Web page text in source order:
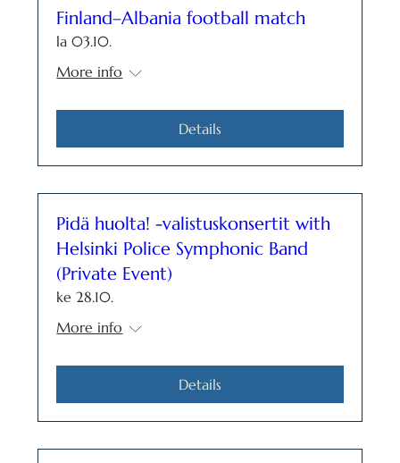
Finland–Albania football match
la 03.10.
More info
Details
Pidä huolta! -valistuskonsertit with
Helsinki Police Symphonic Band
(Private Event)
ke 28.10.
More info
Details